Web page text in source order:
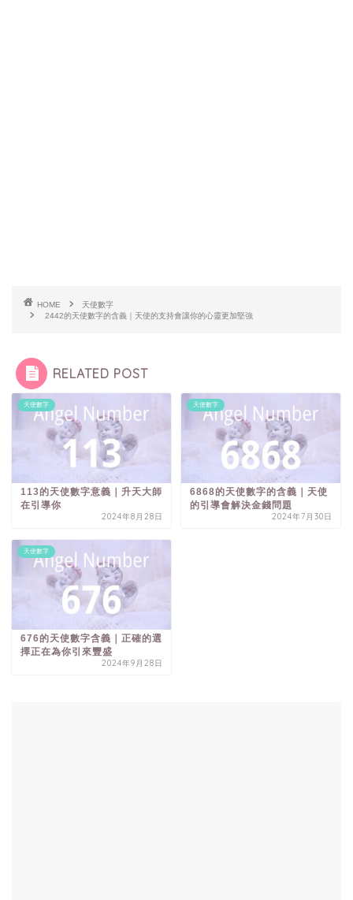
HOME
天使數字
2442的天使數字的含義｜天使的支持會讓你的心靈更加堅強
RELATED POST
天使數字
113的天使數字意義｜升天大師
在引導你
2024年8月28日
天使數字
6868的天使數字的含義｜天使
的引導會解決金錢問題
2024年7月30日
天使數字
676的天使數字含義｜正確的選
擇正在為你引來豐盛
2024年9月28日